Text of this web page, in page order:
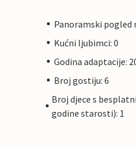
Panoramski pogled
Kućni ljubimci: 0
Godina adaptacije:
Broj gostiju: 6
Broj djece s
godine starosti): 1